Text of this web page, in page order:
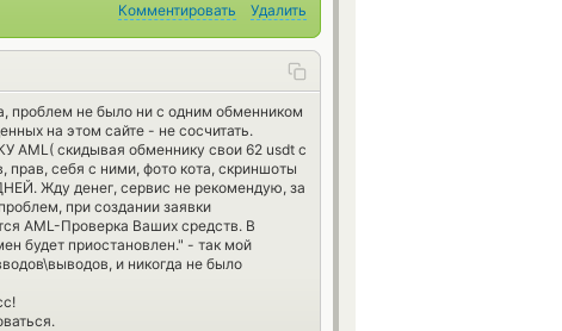
Комментировать Удалить
проблем не было ни с одним обменником
на этом сайте - не сосчитать.
AML( скидывая обменнику свои 62 usdt с
себя с ними, фото кота, скриншоты
Жду денег, сервис не рекомендую, за
при создании заявки
AML-Проверка Ваших средств. В
будет приостановлен." - так мой
и никогда не было